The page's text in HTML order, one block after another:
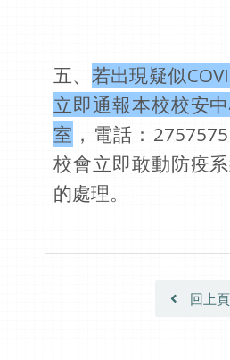
五、 若出現疑似
立即通報本校校安
室 ，電話：
校會立即敢動防疫
的處理。
回上頁